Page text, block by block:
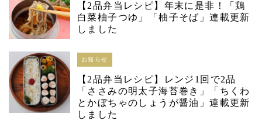
【2品弁当レシピ】年末に是非！「鶏
白菜柚子つゆ」「柚子そば」連載更新
しました
お知らせ
【2品弁当レシピ】レンジ1回で2品
「ささみの明太子海苔巻き」「ちくわ
とかぼちゃのしょうが醤油」連載更新
しました